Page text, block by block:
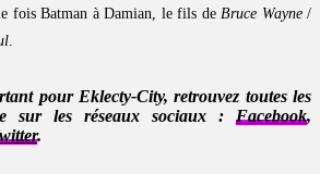
fois Batman à Damian, le fils deBruce Wayne/
.
pour Eklecty-City, retrouvez toutes les
sur les réseaux sociaux : Facebook,
.